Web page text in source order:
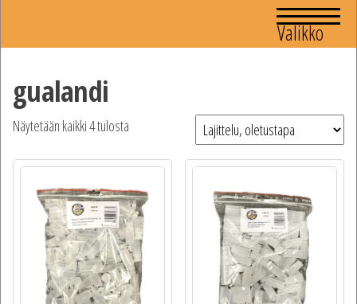
Valikko
gualandi
Näytetään kaikki 4 tulosta